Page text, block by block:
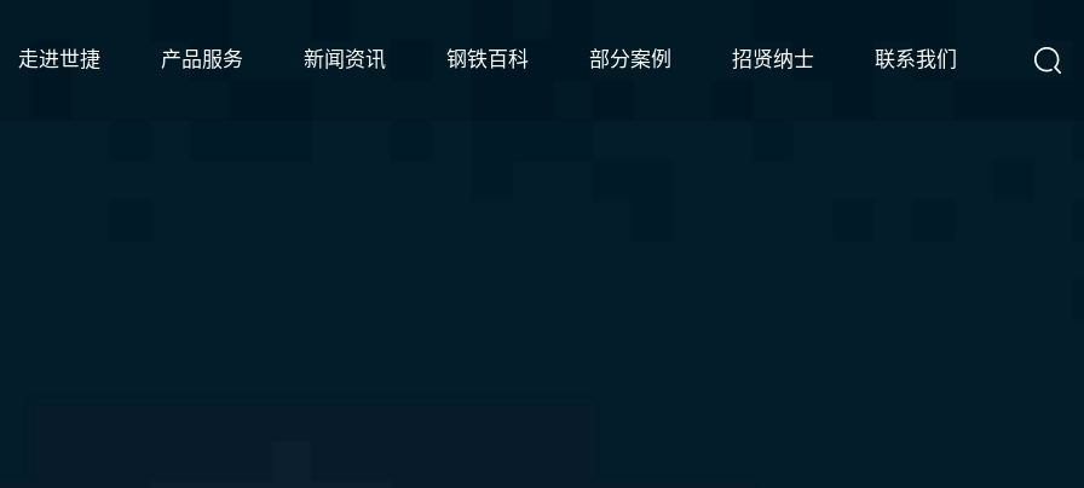
走进世捷 产品服务 新闻资讯 钢铁百科 部分案例 招贤纳士 联系我们